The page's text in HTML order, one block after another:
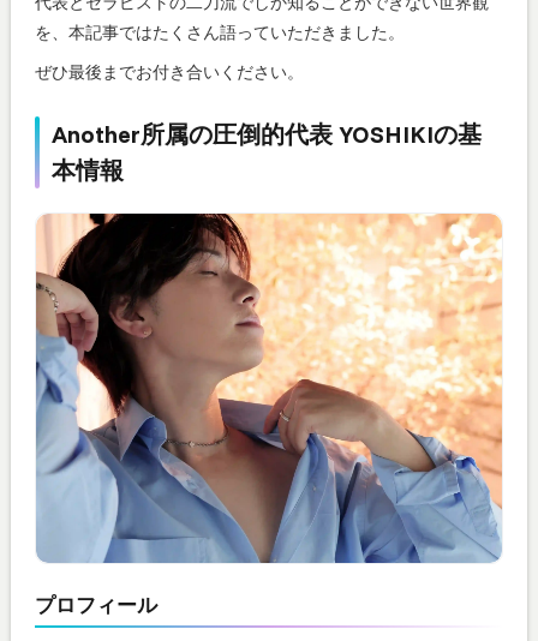
を、本記事ではたくさん語っていただきました。
ぜひ最後までお付き合いください。
Another所属の圧倒的代表 YOSHIKIの基
本情報
プロフィール